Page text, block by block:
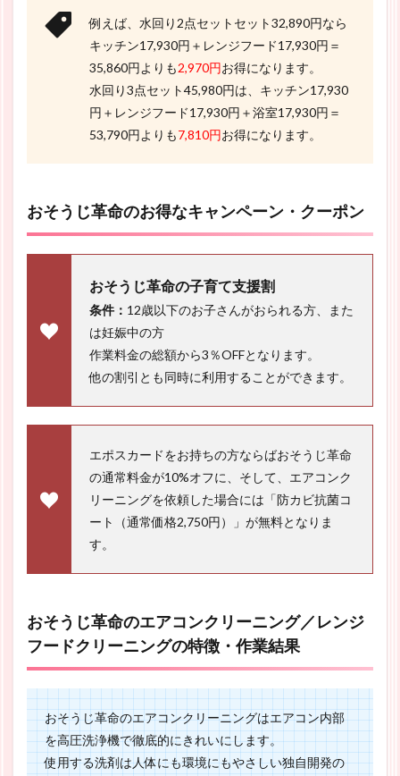
例えば、水回り2点セットセット32,890円なら
キッチン17,930円＋レンジフード17,930円＝
35,860円よりも2,970円お得になります。
水回り3点セット45,980円は、キッチン17,930
円＋レンジフード17,930円＋浴室17,930円＝
53,790円よりも7,810円お得になります。
おそうじ革命のお得なキャンペーン・クーポン
おそうじ革命の子育て支援割
条件： 12歳以下のお子さんがおられる方、また
は妊娠中の方
作業料金の総額から3％OFFとなります。
他の割引とも同時に利用することができます。
エポスカードをお持ちの方ならばおそうじ革命
の通常料金が10%オフに、そして、エアコンク
リーニングを依頼した場合には「防カビ抗菌コ
ート（通常価格2,750円）」が無料となりま
す。
おそうじ革命のエアコンクリーニング／レンジ
フードクリーニングの特徴・作業結果
おそうじ革命のエアコンクリーニングはエアコン内部
を高圧洗浄機で徹底的にきれいにします。
使用する洗剤は人体にも環境にもやさしい独自開発の